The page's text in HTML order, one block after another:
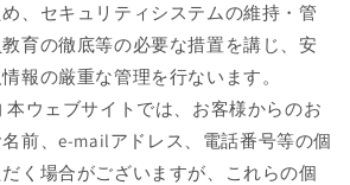
、セキュリティシステムの維持・管
育の徹底等の必要な措置を講じ、安
報の厳重な管理を行ないます。
ウェブサイトでは、お客様からのお
前、e-mailアドレス、電話番号等の個
く場合がございますが、これらの個